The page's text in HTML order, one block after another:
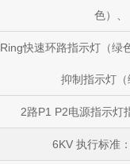
色）、
Ring快速环路指示灯（绿
抑制指示灯（
2路P1 P2电源指示灯
6KV 执行标准：